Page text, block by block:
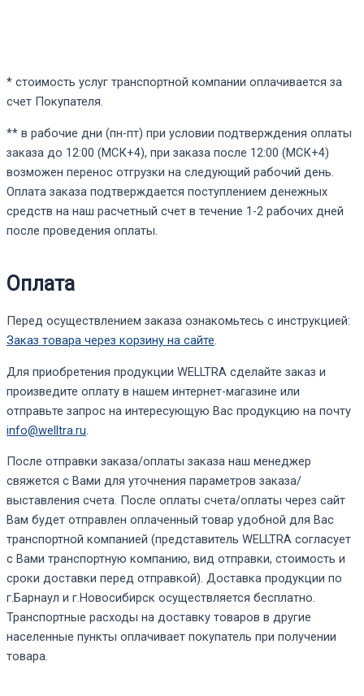
* стоимость услуг транспортной компании оплачивается за
счет Покупателя.
** в рабочие дни (пн-пт) при условии подтверждения оплаты
заказа до 12:00 (МСК+4), при заказа после 12:00 (МСК+4)
возможен перенос отгрузки на следующий рабочий день.
Оплата заказа подтверждается поступлением денежных
средств на наш расчетный счет в течение 1-2 рабочих дней
после проведения оплаты.
Оплата
Перед осуществлением заказа ознакомьтесь с инструкцией:
Заказ товара через корзину на сайте.
Для приобретения продукции WELLTRA сделайте заказ и
произведите оплату в нашем интернет-магазине или
отправьте запрос на интересующую Вас продукцию на почту
info@welltra.ru
После отправки заказа/оплаты заказа наш менеджер
свяжется с Вами для уточнения параметров заказа/
выставления счета. После оплаты счета/оплаты через сайт
Вам будет отправлен оплаченный товар удобной для Вас
транспортной компанией (представитель WELLTRA согласует
с Вами транспортную компанию, вид отправки, стоимость и
сроки доставки перед отправкой). Доставка продукции по
г.Барнаул и г.Новосибирск осуществляется бесплатно.
Транспортные расходы на доставку товаров в другие
населенные пункты оплачивает покупатель при получении
товара.